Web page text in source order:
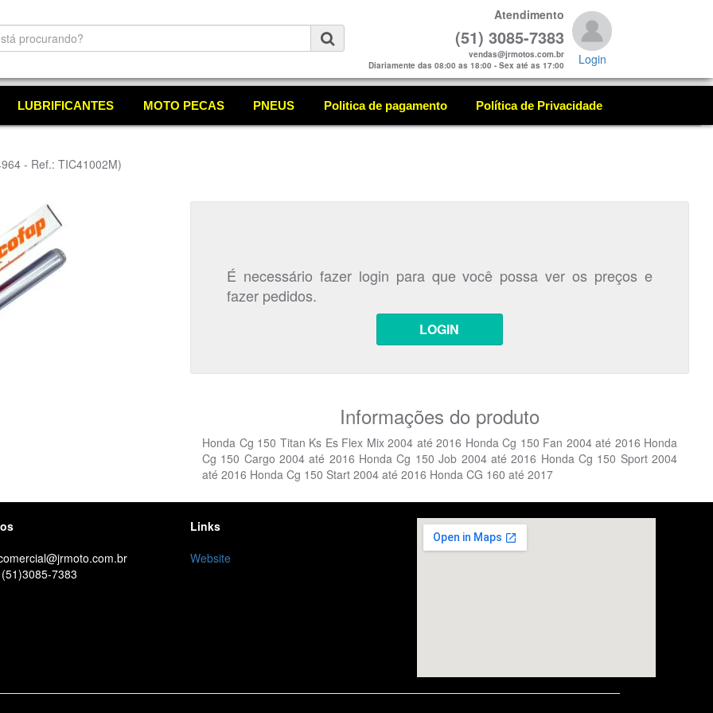
Atendimento
(51) 3085-7383
vendas@jrmotos.com.br
Diariamente das 08:00 as 18:00 - Sex até as 17:00
Login
LUBRIFICANTES MOTO PECAS PNEUS Politica de pagamento Política de Privacidade
- Ref.: TIC41002M)
É necessário fazer login para que você possa ver os preços e
fazer pedidos.
LOGIN
Informações do produto
Honda Cg 150 Titan Ks Es Flex Mix 2004 até 2016 Honda Cg 150 Fan 2004 até 2016 Honda
Cg 150 Cargo 2004 até 2016 Honda Cg 150 Job 2004 até 2016 Honda Cg 150 Sport 2004
até 2016 Honda Cg 150 Start 2004 até 2016 Honda CG 160 até 2017
7383
Links
Website